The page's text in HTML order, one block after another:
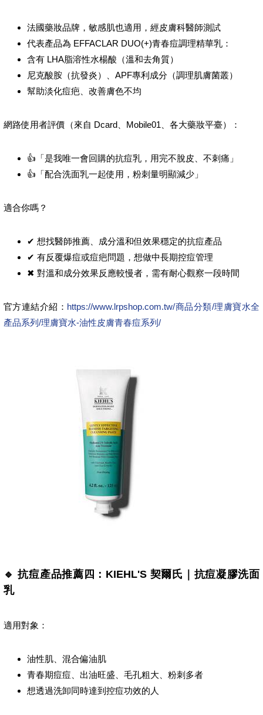
法國藥妝品牌，敏感肌也適用，經皮膚科醫師測試
代表產品為 EFFACLAR DUO(+)青春痘調理精華乳：
含有 LHA脂溶性水楊酸（溫和去角質）
尼克酸胺（抗發炎）、APF專利成分（調理肌膚菌叢）
幫助淡化痘疤、改善膚色不均
網路使用者評價（來自 Dcard、Mobile01、各大藥妝平臺）：
👍「是我唯一會回購的抗痘乳，用完不脫皮、不刺痛」
👍「配合洗面乳一起使用，粉刺量明顯減少」
適合你嗎？
✔ 想找醫師推薦、成分溫和但效果穩定的抗痘產品
✔ 有反覆爆痘或痘疤問題，想做中長期控痘管理
✖ 對溫和成分效果反應較慢者，需有耐心觀察一段時間
官方連結介紹： https://www.lrpshop.com.tw/商品分類/理膚寶水全
產品系列/理膚寶水-油性皮膚青春痘系列/
🔹 抗痘產品推薦四：KIEHL'S 契爾氏｜抗痘凝膠洗面
乳
適用對象：
油性肌、混合偏油肌
青春期痘痘、出油旺盛、毛孔粗大、粉刺多者
想透過洗卸同時達到控痘功效的人